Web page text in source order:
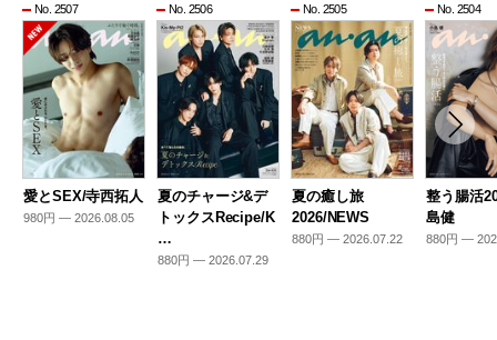
No. 2507
愛とSEX/寺西拓人
980円 — 2026.08.05
No. 2506
夏のチャージ&デ
トックスRecipe/K
…
880円 — 2026.07.29
No. 2505
夏の癒し旅
2026/NEWS
880円 — 2026.07.22
No. 2504
整う腸活
島健
880円 —